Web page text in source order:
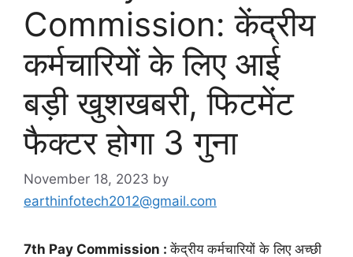
Commission: केंद्रीय
कर्मचारियों के लिए आई
बड़ी खुशखबरी, फिटमेंट
फैक्टर होगा 3 गुना
November 18, 2023 by
earthinfotech2012@gmail.com
7th Pay Commission :केंद्रीय कर्मचारियों के लिए अच्छी